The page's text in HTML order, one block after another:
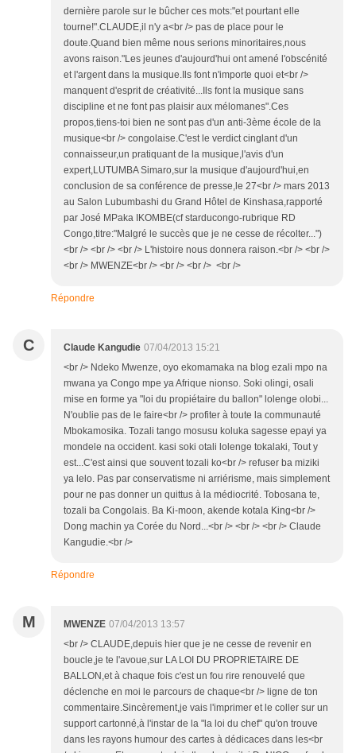
dernière parole sur le bûcher ces mots:"et pourtant elle
tourne!".CLAUDE,il n'y a<br /> pas de place pour le
doute.Quand bien même nous serions minoritaires,nous
avons raison."Les jeunes d'aujourd'hui ont amené l'obscénité
et l'argent dans la musique.Ils font n'importe quoi et<br />
manquent d'esprit de créativité...Ils font la musique sans
discipline et ne font pas plaisir aux mélomanes".Ces
propos,tiens-toi bien ne sont pas d'un anti-3ème école de la
musique<br /> congolaise.C'est le verdict cinglant d'un
connaisseur,un pratiquant de la musique,l'avis d'un
expert,LUTUMBA Simaro,sur la musique d'aujourd'hui,en
conclusion de sa conférence de presse,le 27<br /> mars 2013
au Salon Lubumbashi du Grand Hôtel de Kinshasa,rapporté
par José MPaka IKOMBE(cf starducongo-rubrique RD
Congo,titre:"Malgré le succès que je ne cesse de récolter...")
<br /> <br /> <br /> L'histoire nous donnera raison.<br /> <br />
<br /> MWENZE<br /> <br /> <br /> <br />
Répondre
C Claude Kangudie 07/04/2013 15:21
<br /> Ndeko Mwenze, oyo ekomamaka na blog ezali mpo na
mwana ya Congo mpe ya Afrique nionso. Soki olingi, osali
mise en forme ya "loi du propiétaire du ballon" lolenge olobi...
N'oublie pas de le faire<br /> profiter à toute la communauté
Mbokamosika. Tozali tango mosusu koluka sagesse epayi ya
mondele na occident. kasi soki otali lolenge tokalaki, Tout y
est...C'est ainsi que souvent tozali ko<br /> refuser ba miziki
ya lelo. Pas par conservatisme ni arriérisme, mais simplement
pour ne pas donner un quittus à la médiocrité. Tobosana te,
tozali ba Congolais. Ba Ki-moon, akende kotala King<br />
Dong machin ya Corée du Nord...<br /> <br /> <br /> Claude
Kangudie.<br />
Répondre
M MWENZE 07/04/2013 13:57
<br /> CLAUDE,depuis hier que je ne cesse de revenir en
boucle,je te l'avoue,sur LA LOI DU PROPRIETAIRE DE
BALLON,et à chaque fois c'est un fou rire renouvelé que
déclenche en moi le parcours de chaque<br /> ligne de ton
commentaire.Sincèrement,je vais l'imprimer et le coller sur un
support cartonné,à l'instar de la "la loi du chef" qu'on trouve
dans les rayons humour des cartes à dédicaces dans les<br